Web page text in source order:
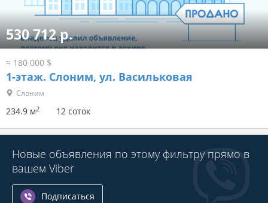
530 712 р.
≈ 180 000 $
1-этаж. Слоним, ул. Васильковая
Слоним
234.9 м2 12 соток
Новые объявления по этому фильтру прямо в
вашем Viber
Подписаться